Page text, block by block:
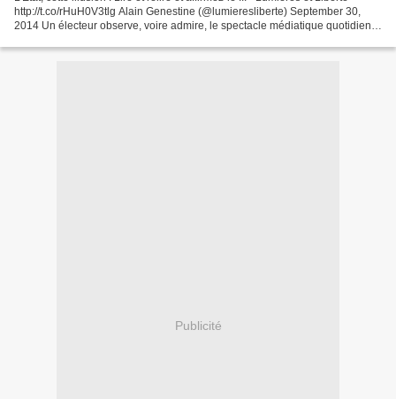
http://t.co/rHuH0V3tlg Alain Genestine (@lumieresliberte) September 30,
2014 Un électeur observe, voire admire, le spectacle médiatique quotidien
Publicité